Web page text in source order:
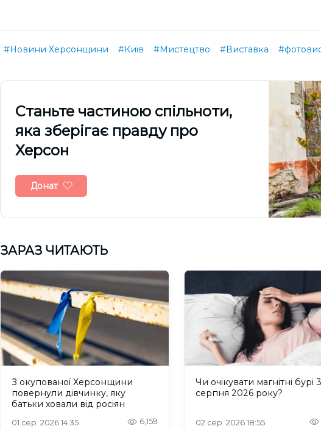
#Новини Херсонщини #Київ #Мистецтво #Виставка
Cтаньте частиною спільноти,
яка зберігає правду про
Херсон
Донат
ЗАРАЗ ЧИТАЮТЬ
З окупованої Херсонщини
повернули дівчинку, яку
батьки ховали від росіян
01 сер. 2026 14:35 6,159
Чи очікувати магнітні бурі 3
серпня 2026 року?
02 сер. 2026 18:55